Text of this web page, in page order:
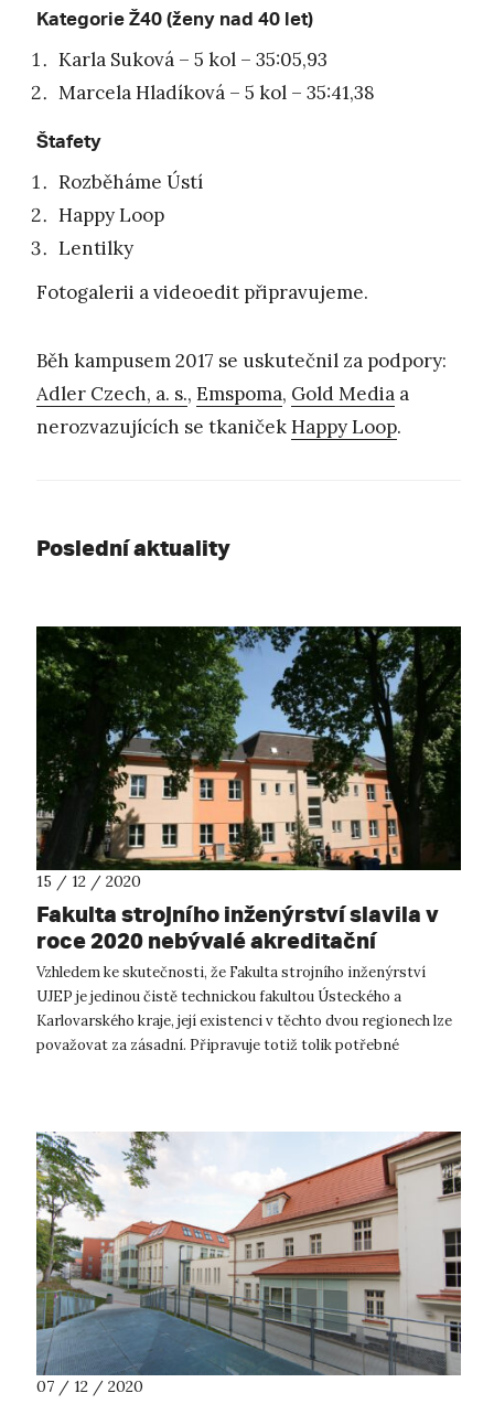
Kategorie Ž40 (ženy nad 40 let)
Karla Suková – 5 kol – 35:05,93
Marcela Hladíková – 5 kol – 35:41,38
Štafety
Rozběháme Ústí
Happy Loop
Lentilky
Fotogalerii a videoedit připravujeme.
Běh kampusem 2017 se uskutečnil za podpory:
Adler Czech, a. s., Emspoma, Gold Media a
nerozvazujících se tkaničekHappy Loop.
Poslední aktuality
15 / 12 / 2020
Fakulta strojního inženýrství slavila v
roce 2020 nebývalé akreditační
úspěchy
Vzhledem ke skutečnosti, že Fakulta strojního inženýrství
UJEP je jedinou čistě technickou fakultou Ústeckého a
Karlovarského kraje, její existenci v těchto dvou regionech lze
považovat za zásadní. Připravuje totiž tolik potřebné
07 / 12 / 2020